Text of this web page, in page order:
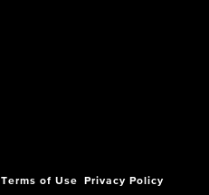
Terms of Use Privacy Policy